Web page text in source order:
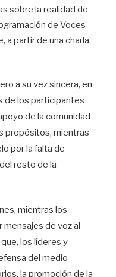
sobre la realidad de
de Voces
a partir de una charla
a su vez sincera, en
de los participantes
de la comunidad
propósitos, mientras
por la falta de
resto de la
mientras los
de voz al
los líderes y
del medio
la promoción de la